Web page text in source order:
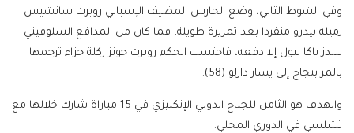
وفي الشوط الثاني، وضع الحارس المضيف الإسباني روبرت سانشيس
زميله بيدرو منفردا بعد تمريرة طويلة، فما كان من المدافع السلوفيني
لليدز ياكا بيول إلا دفعه، فاحتسب الحكم روبرت جونز ركلة جزاء ترجمها
بالمر بنجاح إلى يسار دارلو (58).
والهدف هو الثامن للجناح الدولي الإنكليزي في 15 مباراة شارك خلالها مع
تشلسي في الدوري المحلي.